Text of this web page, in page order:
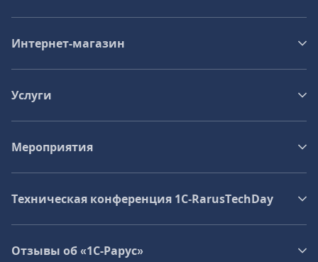
Интернет-магазин
Услуги
Мероприятия
Техническая конференция 1C‑RarusTechDay
Отзывы об «1С-Рарус»